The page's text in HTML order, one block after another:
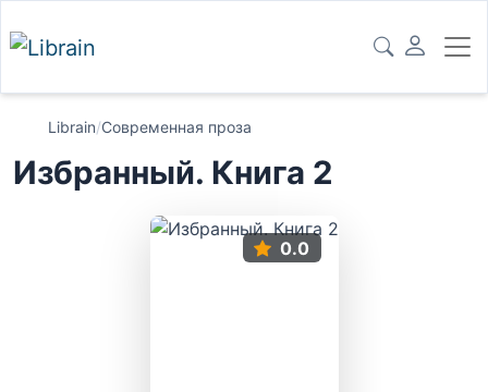
Librain/Современная проза
Избранный. Книга 2
0.0